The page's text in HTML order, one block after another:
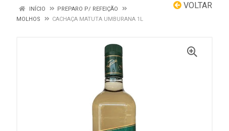
VOLTAR
INÍCIO
PREPARO P/ REFEIÇÃO
MOLHOS
CACHAÇA MATUTA UMBURANA 1L